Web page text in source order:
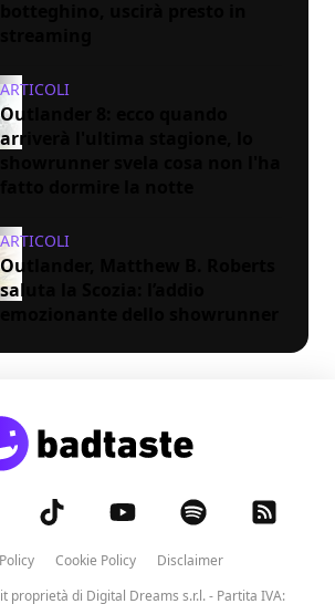
ARTICOLI
Outlander 8: ecco quando
arriverà l'ultima stagione, lo
ARTICOLI
Outlander, Matthew B. Roberts
saluta la Scozia: l’addio
Cookie Policy
Disclaimer
proprietà di Digital Dreams s.r.l.- Partita IVA: